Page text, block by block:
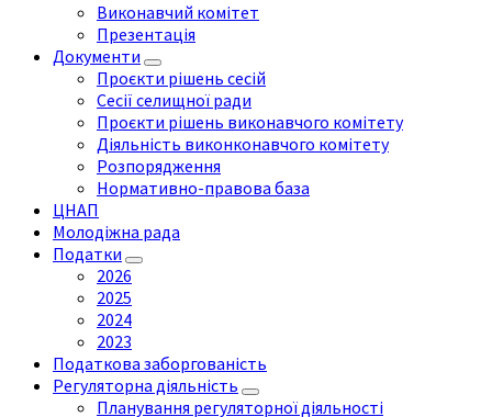
Виконавчий комітет
Презентація
Документи
Проєкти рішень сесій
Сесії селищної ради
Проєкти рішень виконавчого комітету
Діяльність виконконавчого комітету
Розпорядження
Нормативно-правова база
ЦНАП
Молодіжна рада
Податки
2026
2025
2024
2023
Податкова заборгованість
Регуляторна діяльність
Планування регуляторної діяльності